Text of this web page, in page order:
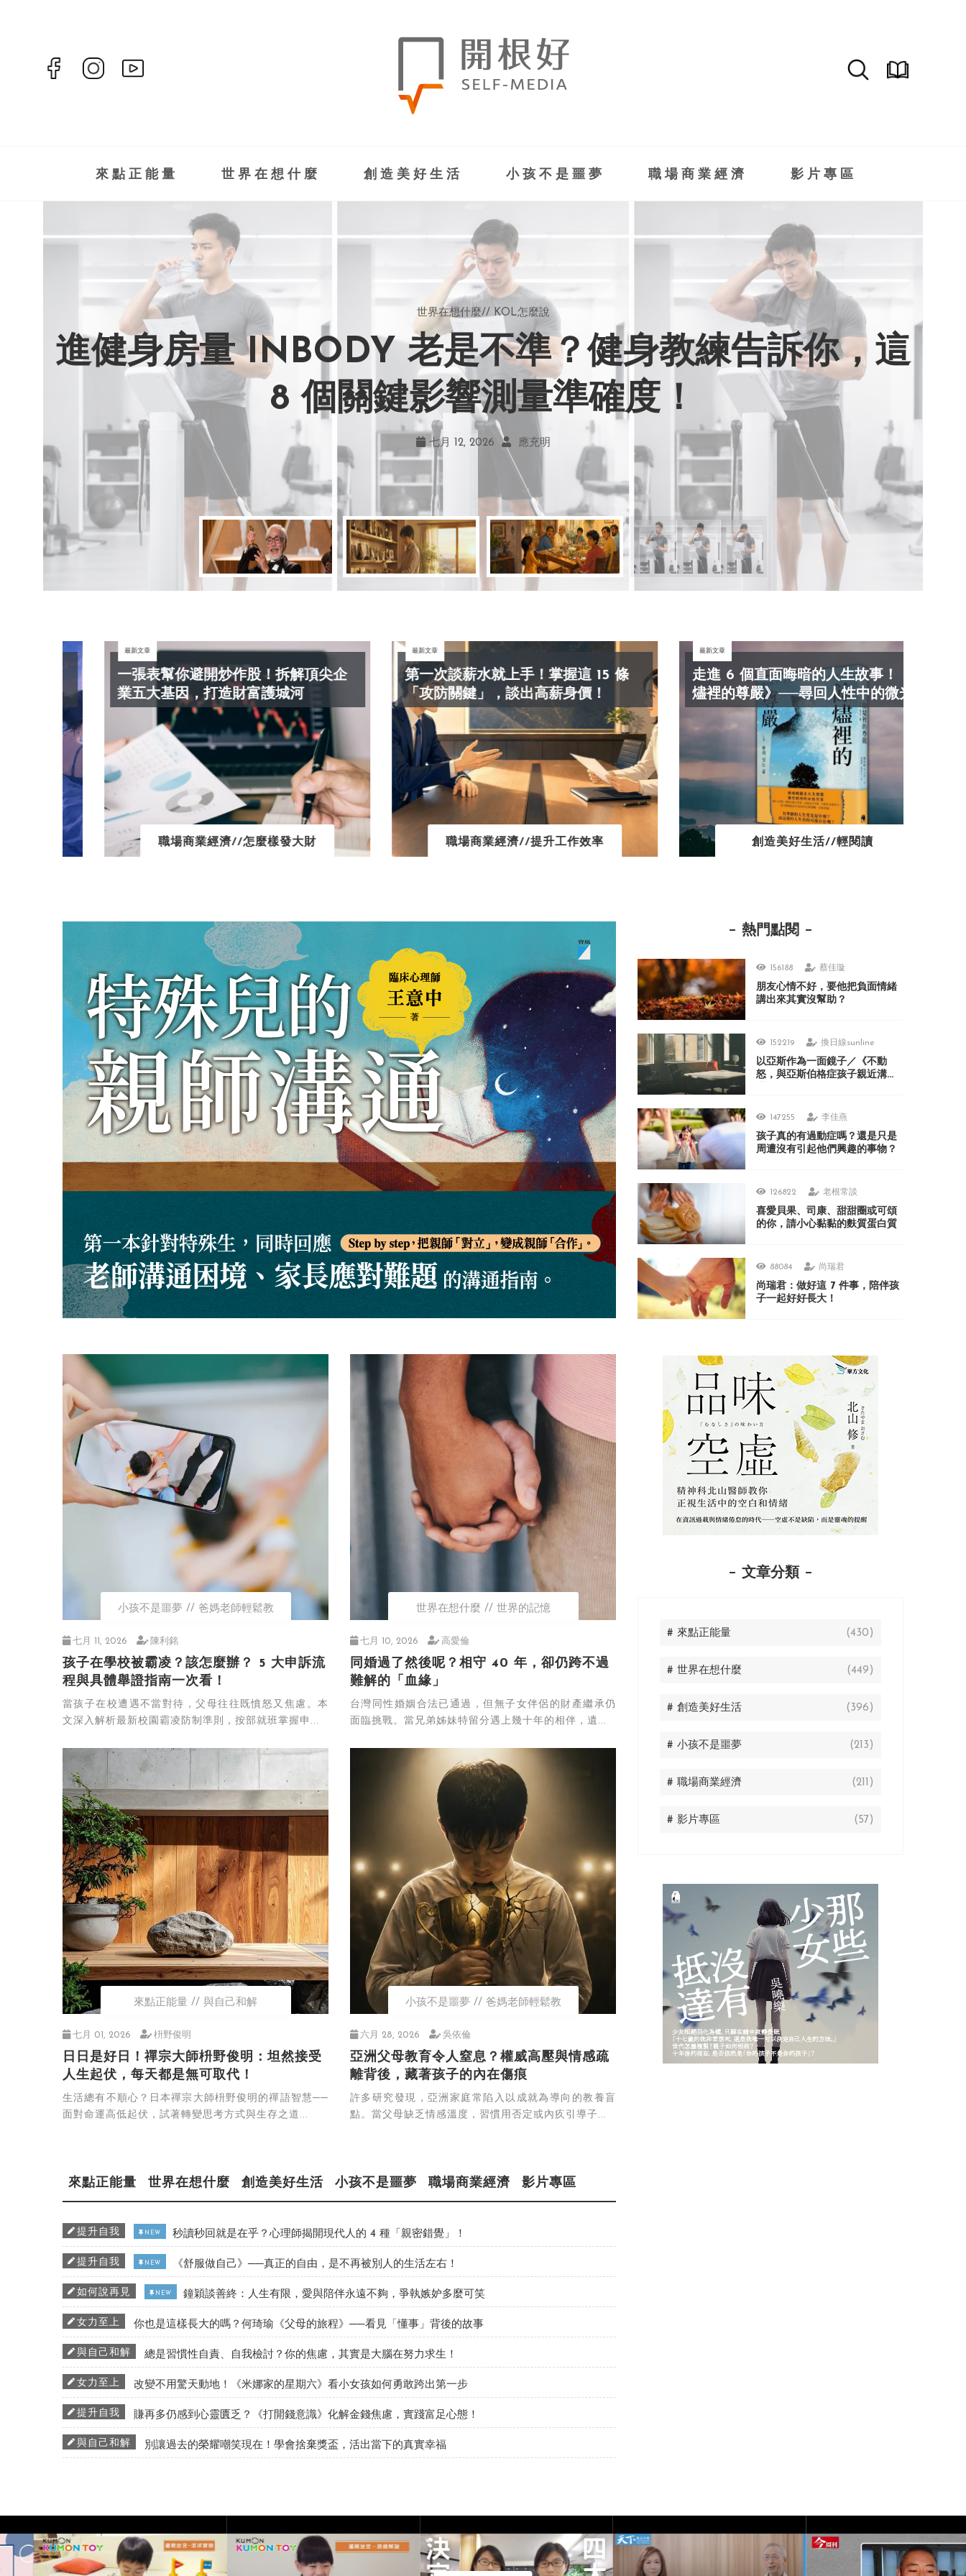
來點正能量 世界在想什麼 創造美好生活 小孩不是噩夢 職場商業經濟 影片專區
世界在想什麼//地球村發生的事
AI 複製吉卜力畫風引爭議！宮崎駿用七年證明：人腦
創作仍無可取代
七月 19, 2026 菲利浦．科特勒
來點正能量//與自己和解
別讓過去的榮耀嘲笑現在！學會捨棄獎盃，活出當下
的真實幸福
七月 17, 2026 亞瑟．布魯克斯
來點正能量// 女力至上
改變不用驚天動地！《米娜家的星期六》看小女孩如
何勇敢跨出第一步
七月 22, 2026 不正田心
世界在想什麼// KOL怎麼說
進健身房量 INBODY 老是不準？健身教練告訴你，這
8 個關鍵影響測量準確度！
七月 12, 2026 應充明
一張表幫你避開炒作股！拆解頂尖企
業五大基因，打造財富護城河
職場商業經濟//怎麼樣發大財
第一次談薪水就上手！掌握這 15 條
「攻防關鍵」，談出高薪身價！
職場商業經濟//提升工作效率
走進 6 個直面晦暗的人生故事！《餘
燼裡的尊嚴》──尋回人性中的微光！
創造美好生活//輕閱讀
小孩不是噩夢 爸媽老師輕鬆教
七月 11, 2026 陳利銘
孩子在學校被霸凌？該怎麼辦？ 5 大申訴流
程與具體舉證指南一次看！
當孩子在校遭遇不當對待，父母往往既憤怒又焦慮。本
文深入解析最新校園霸凌防制準則，按部就班掌握申...
世界在想什麼 世界的記憶
七月 10, 2026 高愛倫
同婚過了然後呢？相守 40 年，卻仍跨不過
難解的「血緣」
台灣同性婚姻合法已通過，但無子女伴侶的財產繼承仍
面臨挑戰。當兄弟姊妹特留分遇上幾十年的相伴，遺...
來點正能量 與自己和解
七月 01, 2026 枡野俊明
日日是好日！禪宗大師枡野俊明：坦然接受
人生起伏，每天都是無可取代！
生活總有不順心？日本禪宗大師枡野俊明的禪語智慧──
面對命運高低起伏，試著轉變思考方式與生存之道...
小孩不是噩夢 爸媽老師輕鬆教
六月 28, 2026 吳依倫
亞洲父母教育令人窒息？權威高壓與情感疏
離背後，藏著孩子的內在傷痕
許多研究發現，亞洲家庭常陷入以成就為導向的教養盲
點。當父母缺乏情感溫度，習慣用否定或內疚引導子...
來點正能量 世界在想什麼 創造美好生活 小孩不是噩夢 職場商業經濟 影片專區
提升自我 NEW 秒讀秒回就是在乎？心理師揭開現代人的 4 種「親密錯覺」！
提升自我 NEW 《舒服做自己》──真正的自由，是不再被別人的生活左右！
如何說再見 NEW 鐘穎談善終：人生有限，愛與陪伴永遠不夠，爭執嫉妒多麼可笑
女力至上 你也是這樣長大的嗎？何琦瑜《父母的旅程》──看見「懂事」背後的故事
與自己和解 總是習慣性自責、自我檢討？你的焦慮，其實是大腦在努力求生！
女力至上 改變不用驚天動地！《米娜家的星期六》看小女孩如何勇敢跨出第一步
提升自我 賺再多仍感到心靈匱乏？《打開錢意識》化解金錢焦慮，實踐富足心態！
與自己和解 別讓過去的榮耀嘲笑現在！學會捨棄獎盃，活出當下的真實幸福
熱門點閱
156188 蔡佳璇
朋友心情不好，要他把負面情緒
講出來其實沒幫助？
152219 換日線sunline
以亞斯作為一面鏡子／《不動
怒，與亞斯伯格症孩子親近溝
147255 李佳燕
孩子真的有過動症嗎？還是只是
周遭沒有引起他們興趣的事物？
126822 老根常談
喜愛貝果、司康、甜甜圈或可頌
的你，請小心黏黏的麩質蛋白質
88084 尚瑞君
尚瑞君：做好這 7 件事，陪伴孩
子一起好好長大！
文章分類
# 來點正能量 (430)
# 世界在想什麼 (449)
# 創造美好生活 (396)
# 小孩不是噩夢 (213)
# 職場商業經濟 (211)
# 影片專區 (57)